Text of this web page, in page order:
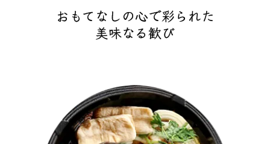
おもてなしの心で彩られた
美味なる歓び